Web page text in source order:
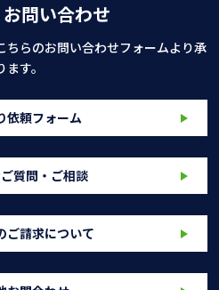
問い合わせ
ちらのお問い合わせフォームより承
ます。
依頼フォーム
質問・ご相談
ご請求について